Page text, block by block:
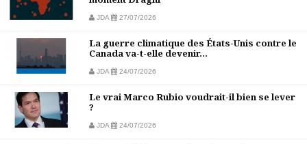
JDA 27/07/2026
La guerre climatique des États-Unis contre le
Canada va-t-elle devenir...
JDA 24/07/2026
Le vrai Marco Rubio voudrait-il bien se lever
?
JDA 24/07/2026